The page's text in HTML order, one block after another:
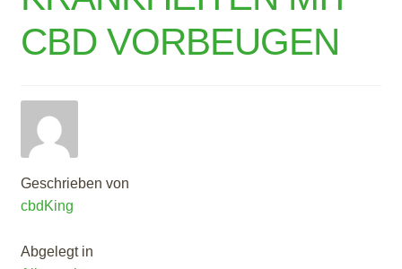
CBD VORBEUGEN
Geschrieben von
cbdKing
Abgelegt in